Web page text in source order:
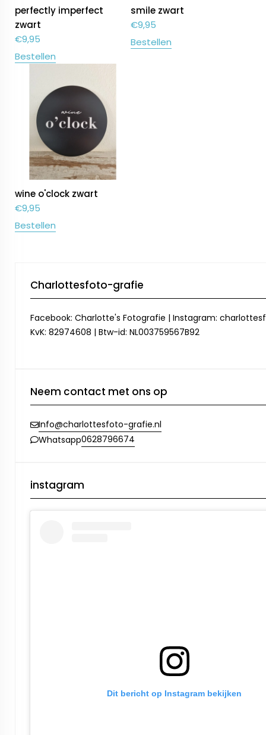
perfectly imperfect
zwart
€9,95
Bestellen
smile zwart
€9,95
Bestellen
wine o'clock zwart
€9,95
Bestellen
Charlottesfoto-grafie
Facebook: Charlotte's Fotografie | Instagram:
KvK: 82974608 | Btw-id: NL003759567B92
Neem contact met ons op
Info@charlottesfoto-grafie.nl
Whatsapp0628796674
instagram
Dit bericht op Instagram bekijken